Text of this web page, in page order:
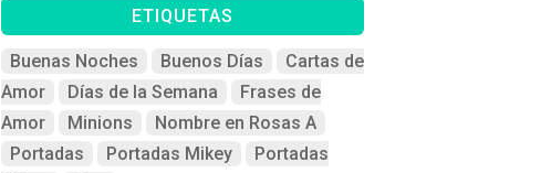
ETIQUETAS
Buenas Noches Buenos Días
Cartas de
Amor
Días de la Semana
Frases de
Amor
Minions
Nombre en Rosas A
Portadas
Portadas Mikey
Portadas